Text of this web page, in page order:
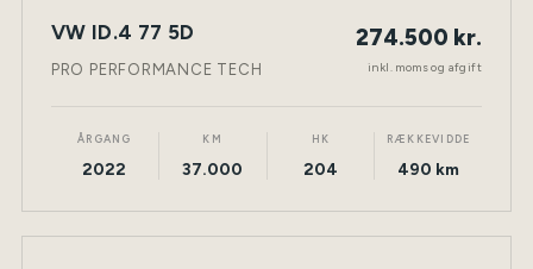
NY BIL ELEKTRISK TØNDER
VW ID.4 77 5D
PRO PERFORMANCE TECH
274.500 kr.
inkl. moms og afgift
ÅRGANG
2022
KM
37.000
HK
204
RÆKKEVIDDE
490 km